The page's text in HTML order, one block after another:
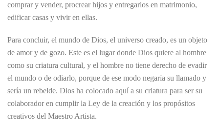
comprar y vender, procrear hijos y entregarlos en matrimonio,
edificar casas y vivir en ellas.
Para concluir, el mundo de Dios, el universo creado, es un objeto
de amor y de gozo. Este es el lugar donde Dios quiere al hombre
como su criatura cultural, y el hombre no tiene derecho de evadir
el mundo o de odiarlo, porque de ese modo negaría su llamado y
sería un rebelde. Dios ha colocado aquí a su criatura para ser su
colaborador en cumplir la Ley de la creación y los propósitos
creativos del Maestro Artista.